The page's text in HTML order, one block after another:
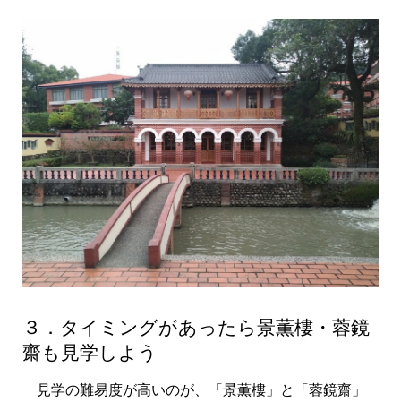
３．タイミングがあったら景薫樓・蓉鏡
齋も見学しよう
見学の難易度が高いのが、「景薫樓」と「蓉鏡齋」